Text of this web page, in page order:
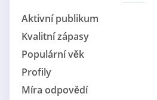
Aktivní publikum
Kvalitní zápasy
Populární věk
Profily
Míra odpovědí